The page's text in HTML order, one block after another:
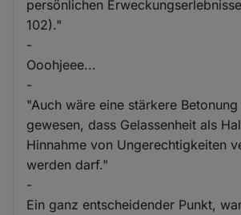
persönlichen
102)."
-
Ooohjeee...
-
"Auch wäre eine stärkere
gewesen, dass Gelassenheit als
Hinnahme von Ungerechtigkeiten
werden darf."
-
Ein ganz entscheidender Punkt,